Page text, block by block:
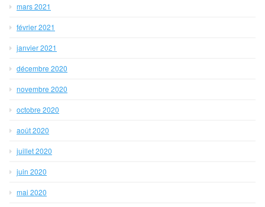
mars 2021
février 2021
janvier 2021
décembre 2020
novembre 2020
octobre 2020
août 2020
juillet 2020
juin 2020
mai 2020